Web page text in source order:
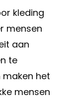
kleding
mensen
aan
te
maken het
mensen